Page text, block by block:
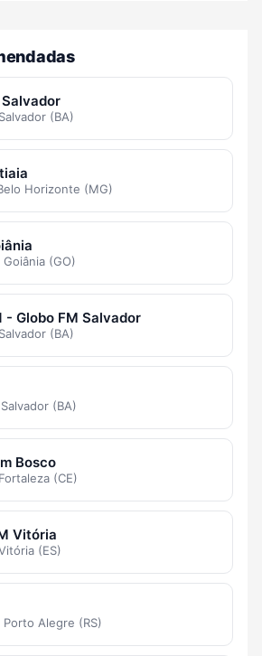
Salvador
(BA)
Horizonte (MG)
(GO)
- Globo FM Salvador
(BA)
(BA)
Bosco
(CE)
Vitória
(ES)
Porto Alegre (RS)